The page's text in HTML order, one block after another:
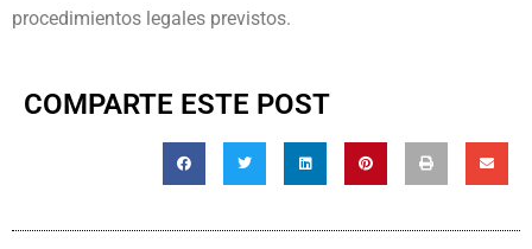
procedimientos legales previstos.
COMPARTE ESTE POST